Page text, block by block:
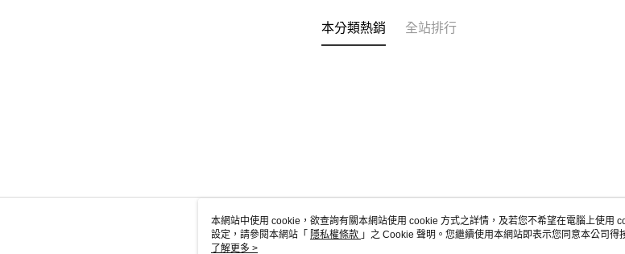
本分類熱銷 全站排行
關於我們
本網站中使用 cookie，欲查詢有關本網站使用 cookie 方式之詳情，及若您不希望在電腦上使用
設定，請參閱本網站「 隱私權條款 」之 Cookie 聲明。您繼續使用本網站即表示您同意本公司得
使用 cookie。
了解更多 >